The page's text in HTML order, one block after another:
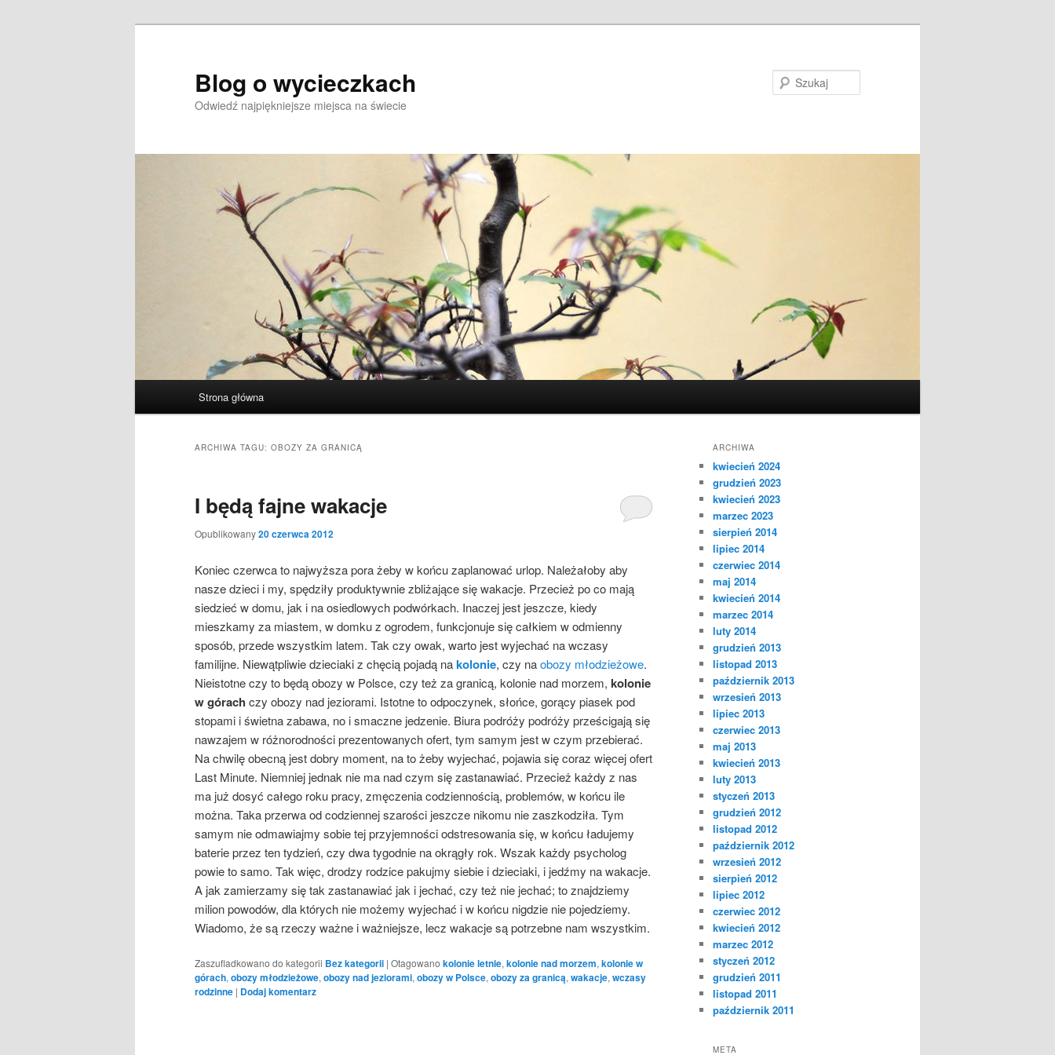
Blog o wycieczkach
Odwiedź najpiękniejsze miejsca na świecie
Strona główna
ARCHIWA TAGU: OBOZY ZA GRANICĄ
I będą fajne wakacje
Opublikowany20 czerwca 2012
Koniec czerwca to najwyższa pora żeby w końcu zaplanować urlop. Należałoby aby
nasze dzieci i my, spędziły produktywnie zbliżające się wakacje. Przecież po co mają
siedzieć w domu, jak i na osiedlowych podwórkach. Inaczej jest jeszcze, kiedy
mieszkamy za miastem, w domku z ogrodem, funkcjonuje się całkiem w odmienny
sposób, przede wszystkim latem. Tak czy owak, warto jest wyjechać na wczasy
familijne. Niewątpliwie dzieciaki z chęcią pojadą nakolonie, czy naobozy młodzieżowe.
Nieistotne czy to będą obozy w Polsce, czy też za granicą, kolonie nad morzem, kolonie
w górach czy obozy nad jeziorami. Istotne to odpoczynek, słońce, gorący piasek pod
stopami i świetna zabawa, no i smaczne jedzenie. Biura podróży podróży prześcigają się
nawzajem w różnorodności prezentowanych ofert, tym samym jest w czym przebierać.
Na chwilę obecną jest dobry moment, na to żeby wyjechać, pojawia się coraz więcej ofert
Last Minute. Niemniej jednak nie ma nad czym się zastanawiać. Przecież każdy z nas
ma już dosyć całego roku pracy, zmęczenia codziennością, problemów, w końcu ile
można. Taka przerwa od codziennej szarości jeszcze nikomu nie zaszkodziła. Tym
samym nie odmawiajmy sobie tej przyjemności odstresowania się, w końcu ładujemy
baterie przez ten tydzień, czy dwa tygodnie na okrągły rok. Wszak każdy psycholog
powie to samo. Tak więc, drodzy rodzice pakujmy siebie i dzieciaki, i jedźmy na wakacje.
A jak zamierzamy się tak zastanawiać jak i jechać, czy też nie jechać; to znajdziemy
milion powodów, dla których nie możemy wyjechać i w końcu nigdzie nie pojedziemy.
Wiadomo, że są rzeczy ważne i ważniejsze, lecz wakacje są potrzebne nam wszystkim.
Zaszufladkowano do kategorii Bez kategorii | Otagowano kolonie letnie, kolonie nad morzem, kolonie w
górach, obozy młodzieżowe, obozy nad jeziorami, obozy w Polsce, obozy za granicą, wakacje, wczasy
rodzinne | Dodaj komentarz
ARCHIWA
kwiecień 2024
grudzień 2023
kwiecień 2023
marzec 2023
sierpień 2014
lipiec 2014
czerwiec 2014
maj 2014
kwiecień 2014
marzec 2014
luty 2014
grudzień 2013
listopad 2013
październik 2013
wrzesień 2013
lipiec 2013
czerwiec 2013
maj 2013
kwiecień 2013
luty 2013
styczeń 2013
grudzień 2012
listopad 2012
październik 2012
wrzesień 2012
sierpień 2012
lipiec 2012
czerwiec 2012
kwiecień 2012
marzec 2012
styczeń 2012
grudzień 2011
listopad 2011
październik 2011
META